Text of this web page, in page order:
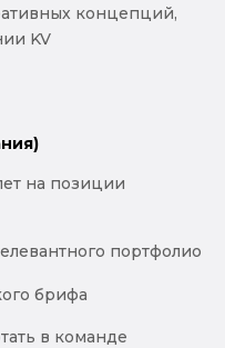
концепций,
KV
на позиции
портфолио
брифа
в команде